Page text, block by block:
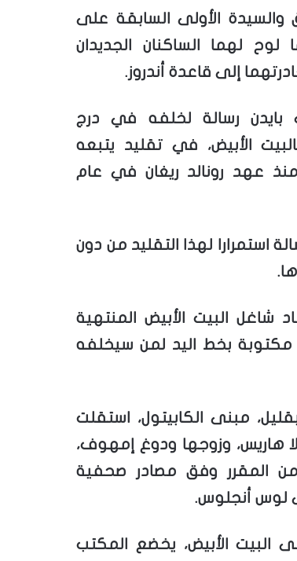
والسيدة الأولى السابقة على
لوح لهما الساكنان الجديدان
إلى قاعدة أندروز.
بايدن رسالة لخلفه في درج
الأبيض، في تقليد يتبعه
منذ عهد رونالد ريغان في عام
استمرارا لهذا التقليد من دون
1989، اعتاد شاغل البيت الأبيض المنتهية
مكتوبة بخط اليد لمن سيخلفه
مبنى الكابيتول، استقلت
هاريس، وزوجها ودوغ إمهوف،
المقرر وفق مصادر صحفية
لوس أنجلوس.
البيت الأبيض، يخضع المكتب